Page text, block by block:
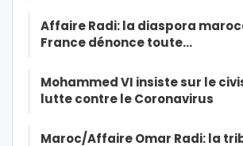
Affaire Radi: la diaspora
France dénonce toute…
Mohammed VI insiste sur le
lutte contre le Coronavirus
Maroc/Affaire Omar Radi: la